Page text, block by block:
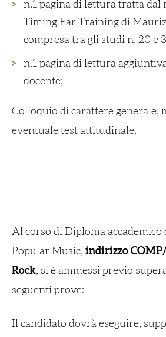
n.1 pagina di lettura tratta dal
Timing Ear Training di
compresa tra gli studi n. 20 e
n.1 pagina di lettura
docente;
Colloquio di carattere generale,
eventuale test attitudinale.
Al corso di Diploma
Popular Music, indirizzo COMP/
Rock, si è ammessi previo
seguenti prove:
Il candidato dovrà eseguire,